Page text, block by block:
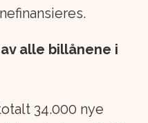
alle billånene i
34.000 nye